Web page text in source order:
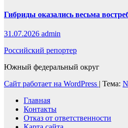
Гибриды оказались весьма
31.07.2026 admin
Российский репортер
Южный федеральный округ
Сайт работает на WordPress | Тема:
Главная
Контакты
Отказ от ответственности